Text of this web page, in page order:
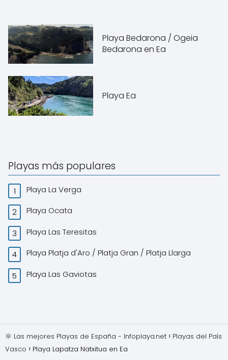
Playa Bedarona / Ogeia
Bedarona en Ea
Playa Ea
Playas más populares
Playa La Verga
Playa Ocata
Playa Las Teresitas
Playa Platja d'Aro / Platja Gran / Platja Llarga
Playa Las Gaviotas
🌞 Las mejores Playas de España - Infoplaya.net
Playas del País
Vasco
Playa Lapatza Natxitua en Ea